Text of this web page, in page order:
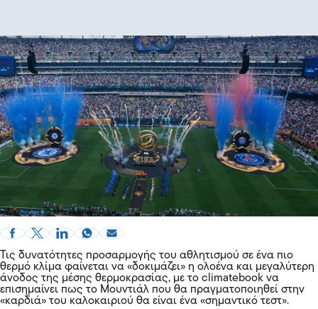
Τις δυνατότητες προσαρμογής του αθλητισμού σε ένα πιο
θερμό κλίμα φαίνεται να «δοκιμάζει» η ολοένα και μεγαλύτερη
άνοδος της μέσης θερμοκρασίας, με το climatebook να
επισημαίνει πως το Μουντιάλ που θα πραγματοποιηθεί στην
«καρδιά» του καλοκαιριού θα είναι ένα «σημαντικό τεστ».